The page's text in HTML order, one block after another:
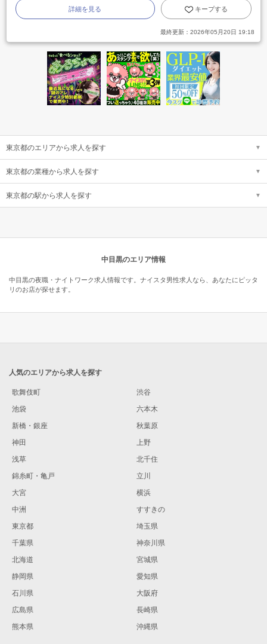
詳細を見る キープする
最終更新： 2026年05月20日 19:18
東京都のエリアから求人を探す
東京都の業種から求人を探す
東京都の駅から求人を探す
中目黒のエリア情報
中目黒の夜職・ナイトワーク求人情報です。ナイスタ男性求人なら、あなたにピッタ
リのお店が探せます。
人気のエリアから求人を探す
歌舞伎町
渋谷
池袋
六本木
新橋・銀座
秋葉原
神田
上野
浅草
北千住
錦糸町・亀戸
立川
大宮
横浜
中洲
すすきの
東京都
埼玉県
千葉県
神奈川県
北海道
宮城県
静岡県
愛知県
石川県
大阪府
広島県
長崎県
熊本県
沖縄県